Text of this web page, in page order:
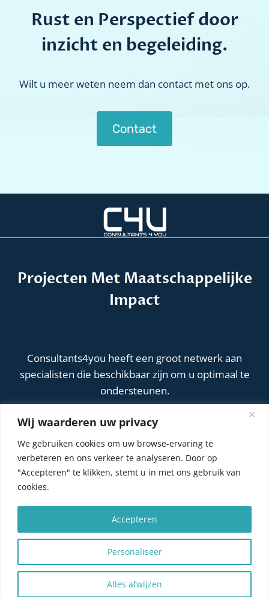
Wij waarderen uw privacy
We gebruiken cookies om uw browse-ervaring te
verbeteren en ons verkeer te analyseren. Door op
"Accepteren" te klikken, stemt u in met ons gebruik van
cookies.
Personaliseer
Alles afwijzen
Accepteren
e
Rust en Perspectief door
inzicht en begeleiding.
Wilt u meer weten neem dan contact met ons op.
Contact
Projecten Met Maatschappelijke
Impact
Consultants4you heeft een groot netwerk aan
specialisten die beschikbaar zijn om u optimaal te
ondersteunen.
Privacy
Cookiebeleid
Privacybeleid
© 2026 Consultants4you | KvK nr: 62725580 |
Email:info@consultants4you.nl| Ontwerp:eYe-
graphics.nl